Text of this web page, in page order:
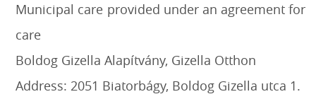
Municipal care provided under an agreement for
care
Boldog Gizella Alapítvány, Gizella Otthon
Address: 2051 Biatorbágy, Boldog Gizella utca 1.